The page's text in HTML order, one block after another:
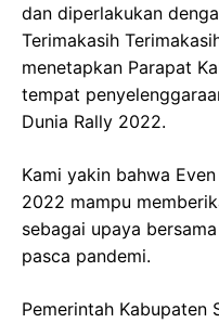
dan diperlakukan
Terimakasih
menetapkan Parapat
tempat
Dunia Rally 2022.
Kami yakin bahwa
2022 mampu
sebagai upaya
pasca pandemi.
Pemerintah Kabupaten